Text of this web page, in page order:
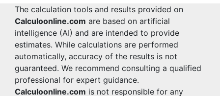
The calculation tools and results provided on
Calculoonline.com are based on artificial
intelligence (AI) and are intended to provide
estimates. While calculations are performed
automatically, accuracy of the results is not
guaranteed. We recommend consulting a qualified
professional for expert guidance.
Calculoonline.com is not responsible for any